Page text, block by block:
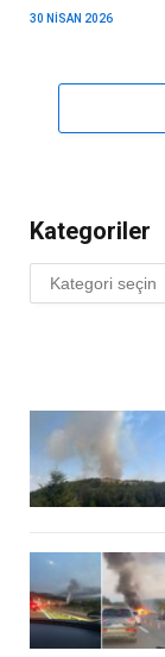
30 NISAN 2026
Kategoriler
Kategoriler